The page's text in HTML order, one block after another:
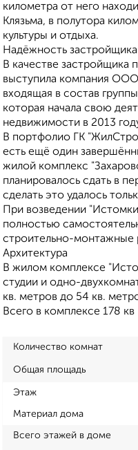
километра от него
Клязьма, в полутора
культуры и отдыха.
Надёжность застройщика
В качестве застройщика
выступила компания ООО
входящая в состав
которая начала свою
недвижимости в 2013
В портфолио ГК
есть ещё один
жилой комплекс
планировалось сдать в
сделать это удалось
При возведении
полностью
строительно-монтажные
Архитектура
В жилом комплексе
студии и одно-
кв. метров до 54 кв.
Всего в комплексе 178 кв
Количество комнат
Общая площадь
Этаж
Материал дома
Всего этажей в доме